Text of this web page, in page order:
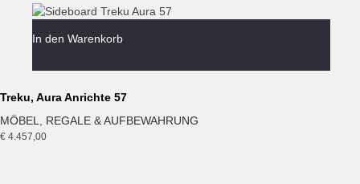
In den Warenkorb
Treku, Aura Anrichte 57
MÖBEL
REGALE & AUFBEWAHRUNG
€ 4.457,00